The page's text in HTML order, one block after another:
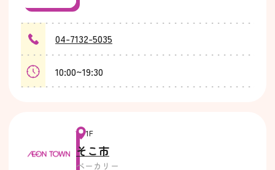
04-7132-5035
10:00~19:30
1F
そこ市
ベーカリー